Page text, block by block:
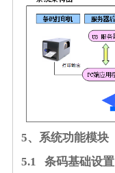
5、系统功能模块
5.1
条码基础设置